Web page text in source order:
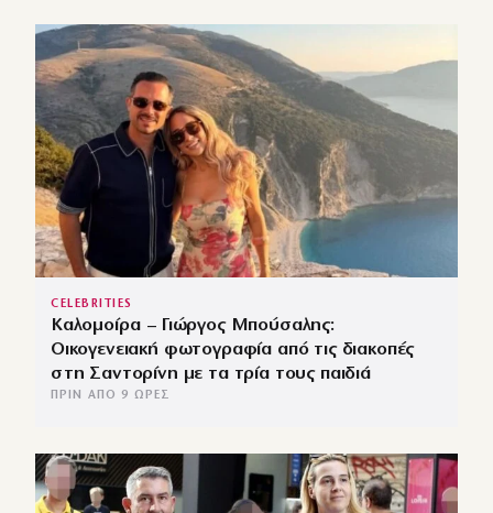
CELEBRITIES
Καλομοίρα – Γιώργος Μπούσαλης:
Οικογενειακή φωτογραφία από τις διακοπές
στη Σαντορίνη με τα τρία τους παιδιά
ΠΡΙΝ ΑΠΌ 9 ΏΡΕΣ